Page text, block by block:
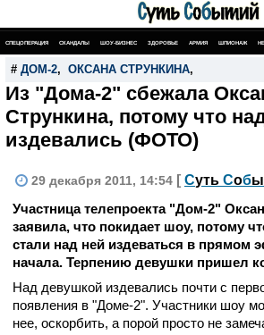
СПЕЦОПЕРАЦИЯ СКАНДАЛЫ ШОУ-БИЗНЕС ЗДОРОВЬЕ АРМИЯ ШПИОНАЖ
# ДОМ-2, ОКСАНА СТРУНКИНА,
Из "Дома-2" сбежала
Стрункина, потому что
издевались (ФОТО)
29 декабря 2011, 14:54 [ Суть Соб
Участница телепроекта "Дом-2"
заявила, что покидает шоу, потому
стали над ней издеваться в прямом
начала. Терпению девушки пришел
Над девушкой издевались почти с
появления в "Доме-2". Участники шоу
нее, оскорбить, а порой просто не